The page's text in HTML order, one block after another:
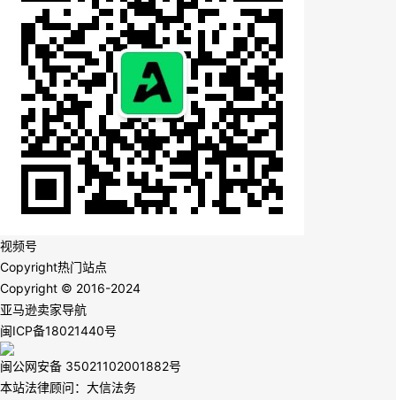
视频号
Copyright热门站点
Copyright © 2016-2024
亚马逊卖家导航
闽ICP备18021440号
闽公网安备 35021102001882号
本站法律顾问：大信法务